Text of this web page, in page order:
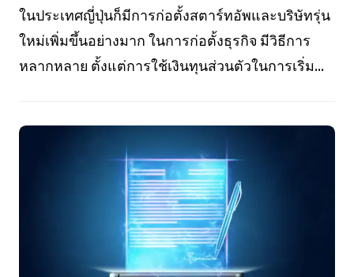
ในประเทศญี่ปุ่นก็มีการก่อตั้งสตาร์ทอัพและบริษัทรุ่น
ใหม่เพิ่มขึ้นอย่างมาก ในการก่อตั้งธุรกิจ มีวิธีการ
หลากหลาย ตั้งแต่การใช้เงินทุนส่วนตัวในการเริ่ม...